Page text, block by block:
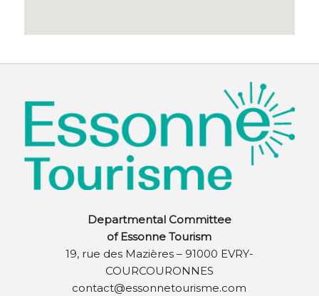
Departmental Committee
of Essonne Tourism
19, rue des Mazières – 91000 EVRY-
COURCOURONNES
contact@essonnetourisme.com